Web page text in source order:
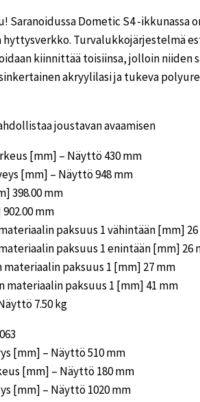
Saranoidussa Dometic S4 -ikkunassa
hyttysverkko. Turvalukkojärjestelmä
kiinnittää toisiinsa, jolloin niiden
akryylilasi ja tukeva
joustavan avaamisen
[mm] – Näyttö 430 mm
[mm] – Näyttö 948 mm
398.00 mm
mm
paksuus 1 vähintään [mm]
paksuus 1 enintään [mm] 26
paksuus 1 [mm] 27 mm
materiaalin paksuus 1 [mm] 41 mm
7.50 kg
[mm] – Näyttö 510 mm
[mm] – Näyttö 180 mm
[mm] – Näyttö 1020 mm